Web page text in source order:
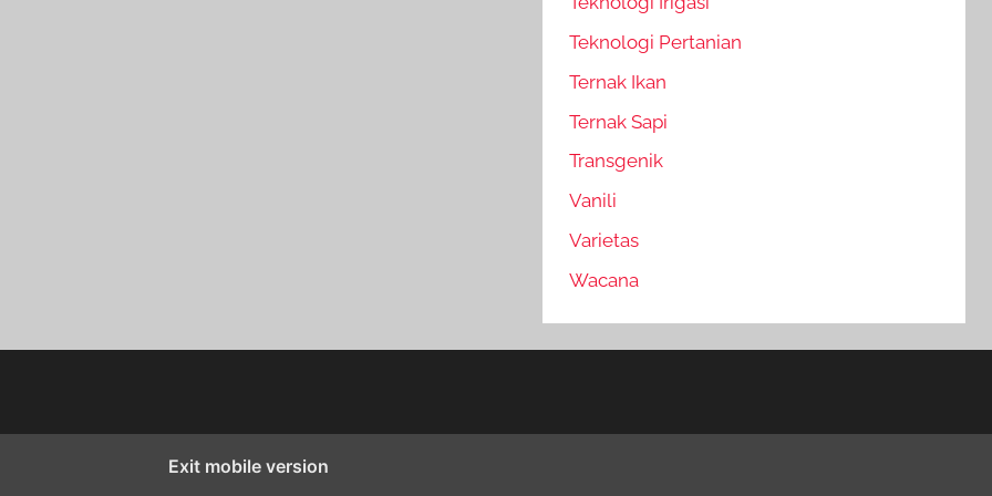
Teknologi Pertanian
Ternak Ikan
Ternak Sapi
Transgenik
Vanili
Varietas
Wacana
Exit mobile version